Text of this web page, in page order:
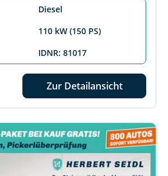
Diesel
110 kW (150 PS)
IDNR: 81017
Zur Detailansicht